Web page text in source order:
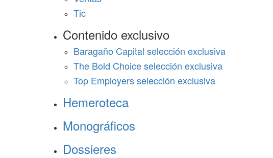
Tic
Contenido exclusivo
Baragaño Capital selección exclusiva
The Bold Choice selección exclusiva
Top Employers selección exclusiva
Hemeroteca
Monográficos
Dossieres